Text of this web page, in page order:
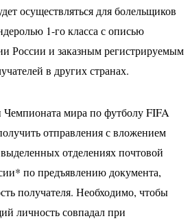
осуществляться для болельщиков
1-го класса с описью
России и заказным регистрируемым
в других странах.
мира по футболуFIFA
отправления с вложением
отделениях почтовой
по предъявлению документа,
получателя. Необходимо, чтобы
личность совпадал при